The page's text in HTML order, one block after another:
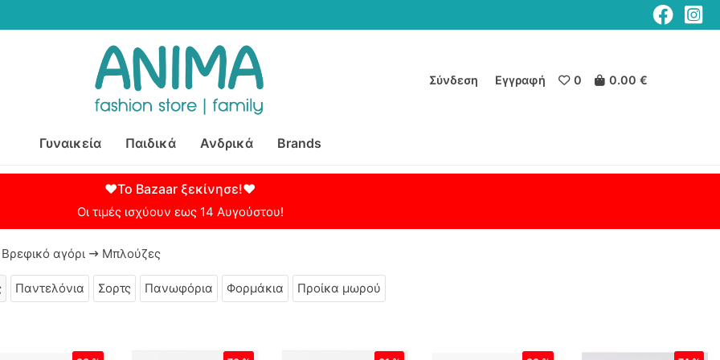
Σύνδεση Εγγραφή 0 0.00 €
Γυναικεία Παιδικά Ανδρικά Brands
♥Το Bazaar ξεκίνησε!♥
Οι τιμές ισχύουν εως 14 Αυγούστου!
Βρεφικό αγόρι Μπλούζες
Παντελόνια Σορτς Πανωφόρια Φορμάκια Προίκα μωρού